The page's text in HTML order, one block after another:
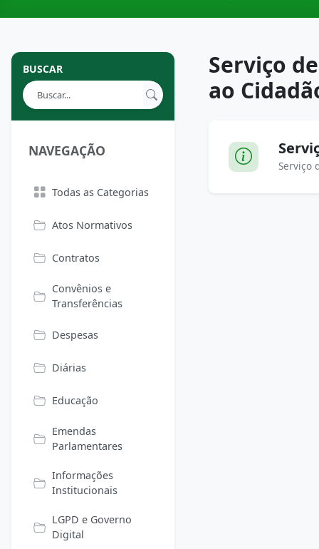
BUSCAR
NAVEGAÇÃO
Todas as Categorias
Atos Normativos
Contratos
Convênios e
Transferências
Despesas
Diárias
Educação
Emendas
Parlamentares
Informações
Institucionais
LGPD e Governo
Digital
Serviço
ao
Serviço